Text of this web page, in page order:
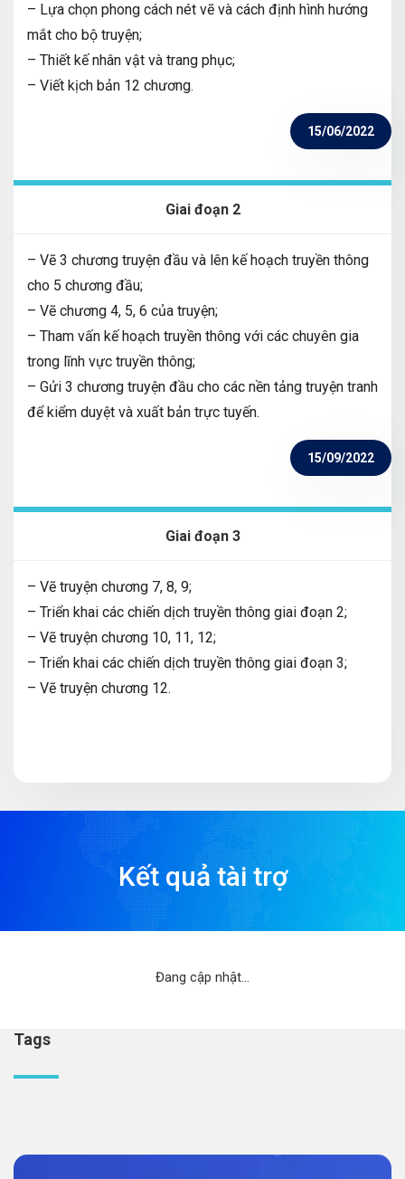
– Lựa chọn phong cách nét vẽ và cách định hình hướng
mắt cho bộ truyện;
– Thiết kế nhân vật và trang phục;
– Viết kịch bản 12 chương.
15/06/2022
Giai đoạn 2
– Vẽ 3 chương truyện đầu và lên kế hoạch truyền thông
cho 5 chương đầu;
– Vẽ chương 4, 5, 6 của truyện;
– Tham vấn kế hoạch truyền thông với các chuyên gia
trong lĩnh vực truyền thông;
– Gửi 3 chương truyện đầu cho các nền tảng truyện tranh
để kiểm duyệt và xuất bản trực tuyến.
15/09/2022
Giai đoạn 3
– Vẽ truyện chương 7, 8, 9;
– Triển khai các chiến dịch truyền thông giai đoạn 2;
– Vẽ truyện chương 10, 11, 12;
– Triển khai các chiến dịch truyền thông giai đoạn 3;
– Vẽ truyện chương 12.
Kết quả tài trợ
Đang cập nhật...
Tags